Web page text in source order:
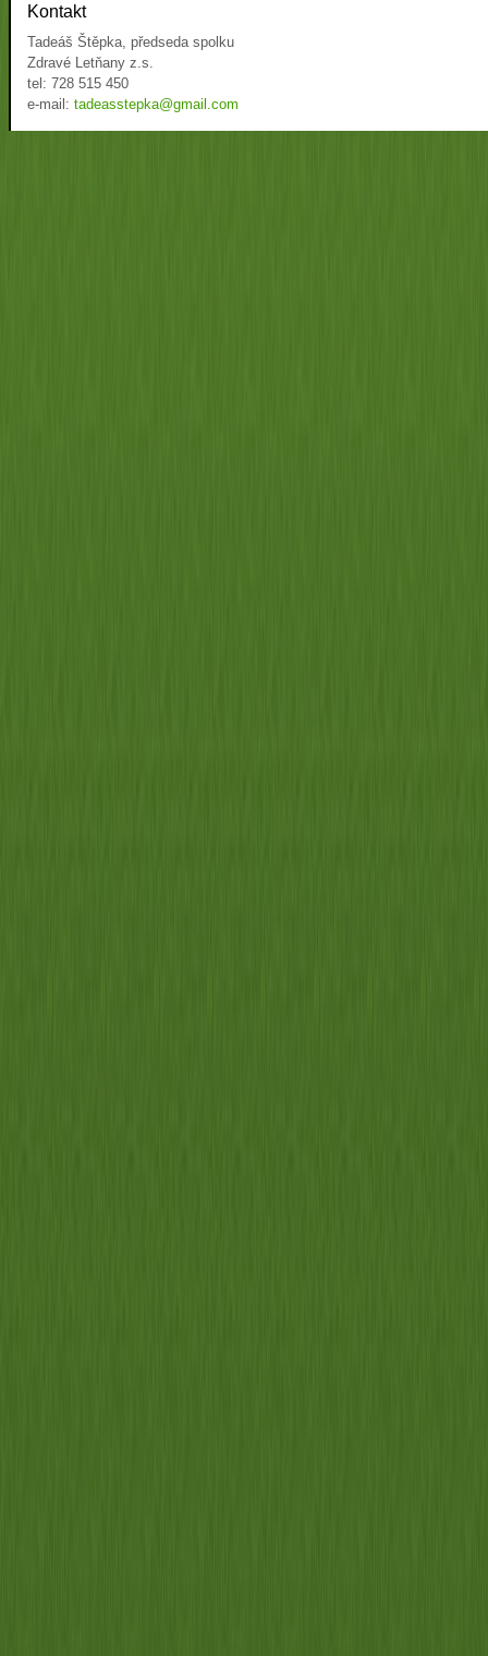
Kontakt
Tadeáš Štěpka, předseda spolku
Zdravé Letňany z.s.
tel: 728 515 450
e-mail: tadeasstepka@gmail.com